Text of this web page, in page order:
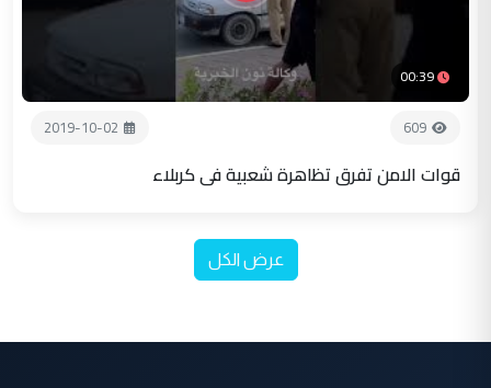
00:39
609
2019-10-02
قوات الامن تفرق تظاهرة شعبية في كربلاء
عرض الكل